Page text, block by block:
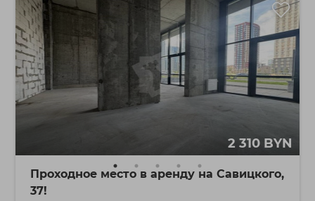
2 310 BYN
Проходное место в аренду на Савицкого,
37!